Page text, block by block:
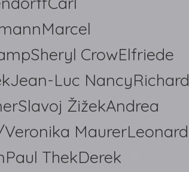
CrowElfriede
Luc NancyRichard
ŽižekAndrea
MaurerLeonard
ThekDerek